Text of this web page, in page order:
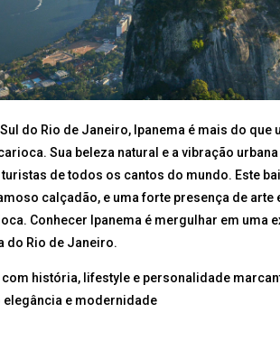
do Rio de Janeiro, Ipanema é mais do que
Sua beleza natural e a vibração
de todos os cantos do mundo. Este
calçadão, e uma forte presença de
Conhecer Ipanema é mergulhar em uma
do Rio de Janeiro.
história, lifestyle e personalidade
e modernidade